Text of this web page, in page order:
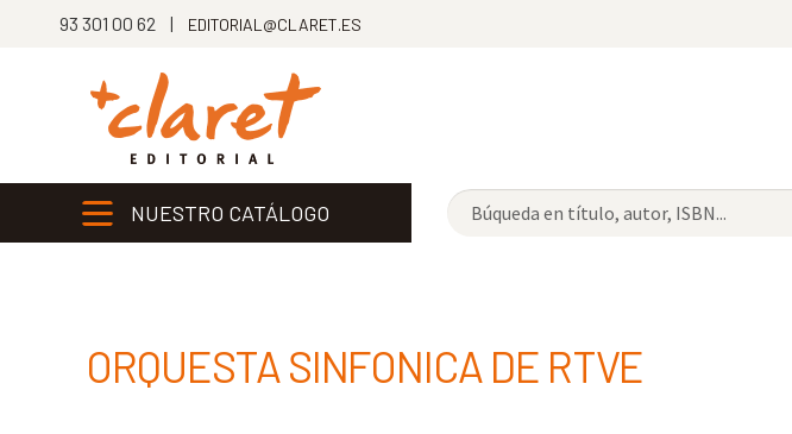
93 301 00 62 | EDITORIAL@CLARET.ES
NUESTRO CATÁLOGO
ORQUESTA SINFONICA DE RTVE